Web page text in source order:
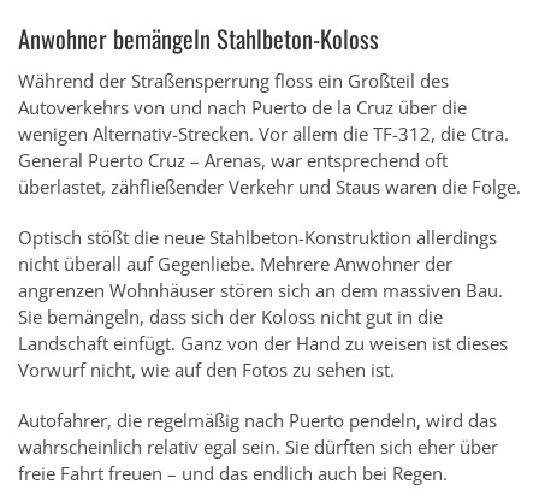
Anwohner bemängeln Stahlbeton-Koloss
Während der Straßensperrung floss ein Großteil des
Autoverkehrs von und nach Puerto de la Cruz über die
wenigen Alternativ-Strecken. Vor allem die TF-312, die Ctra.
General Puerto Cruz – Arenas, war entsprechend oft
überlastet, zähfließender Verkehr und Staus waren die Folge.
Optisch stößt die neue Stahlbeton-Konstruktion allerdings
nicht überall auf Gegenliebe. Mehrere Anwohner der
angrenzen Wohnhäuser stören sich an dem massiven Bau.
Sie bemängeln, dass sich der Koloss nicht gut in die
Landschaft einfügt. Ganz von der Hand zu weisen ist dieses
Vorwurf nicht, wie auf den Fotos zu sehen ist.
Autofahrer, die regelmäßig nach Puerto pendeln, wird das
wahrscheinlich relativ egal sein. Sie dürften sich eher über
freie Fahrt freuen – und das endlich auch bei Regen.